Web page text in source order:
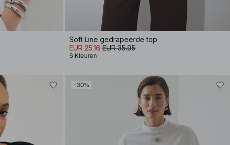
Soft Line gedrapeerde top
EUR 25.16 EUR 35.95
6 Kleuren
-30%